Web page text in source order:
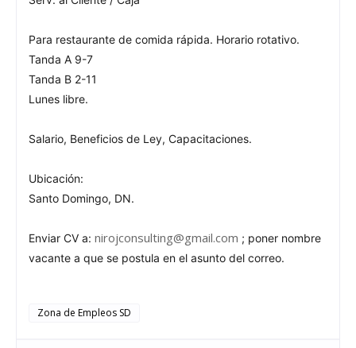
Para restaurante de comida rápida. Horario rotativo.
Tanda A 9-7
Tanda B 2-11
Lunes libre.
Salario, Beneficios de Ley, Capacitaciones.
Ubicación:
Santo Domingo, DN.
Enviar CV a: nirojconsulting@gmail.com ; poner nombre
vacante a que se postula en el asunto del correo.
Zona de Empleos SD